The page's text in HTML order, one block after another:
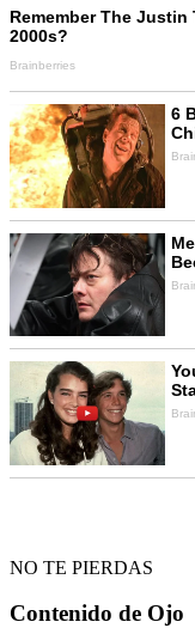
NO TE PIERDAS
Contenido de Ojo